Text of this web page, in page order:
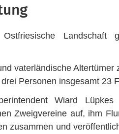
vaterländische
Personen insgesamt 23
Wiard
Zweigvereine auf, ihm
zusammen und